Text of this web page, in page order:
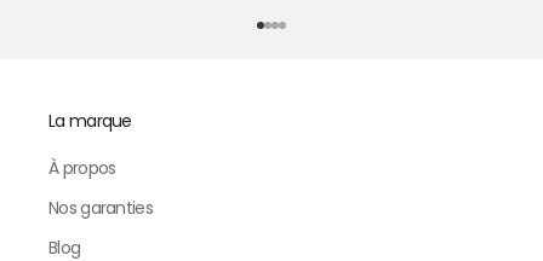
Aller à l'élément 1
Aller à l'élément 2
Aller à l'élément 3
Aller à l'élément 4
La marque
À propos
Nos garanties
Blog